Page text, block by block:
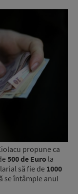
propune ca
500 de Euro la
să fie de 1000
se întâmple anul